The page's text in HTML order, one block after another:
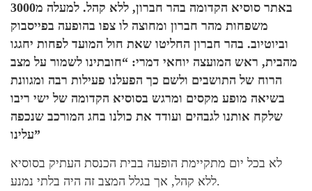
באתר סוסיא הקדומה בהר חברון, ללא קהל. למעלה מ3000
משפחות מהר חברון ומחוצה לו צפו בהופעה בפייסבוק
וביוטיוב. בהר חברון החליטו שאת חול המועד לפחות יחגגו
מהבית, ראש המועצה יוחאי דמרי: “חובתינו לשמור על מצב
הרוח של התושבים ולשם כך הפעלנו פעילות רבה ומגוונת
בשיאה מופע מקסים ומרגש בסוסיא הקדומה של ישי ריבו
שלקח אותנו לגבהים ועודד את כולנו בחג המורכב שנכפה
עלינו”
לא בכל יום מתקיימת הופעה בבית הכנסת העתיק בסוסיא
ללא קהל, אך בגלל המצב זה היה בלתי נמנע.